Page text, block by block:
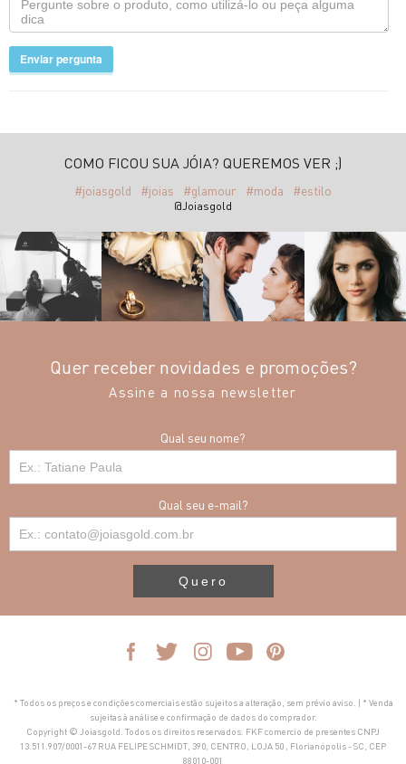
Enviar pergunta
COMO FICOU SUA JÓIA? QUEREMOS VER ;)
#joiasgold #joias #glamour #moda #estilo
@Joiasgold
Quer receber novidades e promoções?
Assine a nossa newsletter
Qual seu nome?
Qual seu e-mail?
Quero
* Todos os preços e condições comerciais estão sujeitos a alteração, sem prévio aviso. | * Venda
sujeitas à análise e confirmação de dados do comprador.
Copyright © Joiasgold. Todos os direitos reservados. FKF comercio de presentes CNPJ
13.511.907/0001-67 RUA FELIPE SCHMIDT, 390, CENTRO, LOJA 50 , Florianópolis - SC, CEP
88010-001